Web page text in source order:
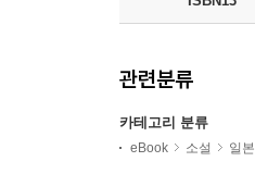
관련분류
카테고리 분류
eBook 소설 일